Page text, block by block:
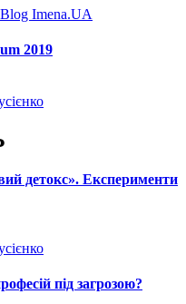
Blog Imena.UA
2019
детокс». Експерименти
під загрозою?